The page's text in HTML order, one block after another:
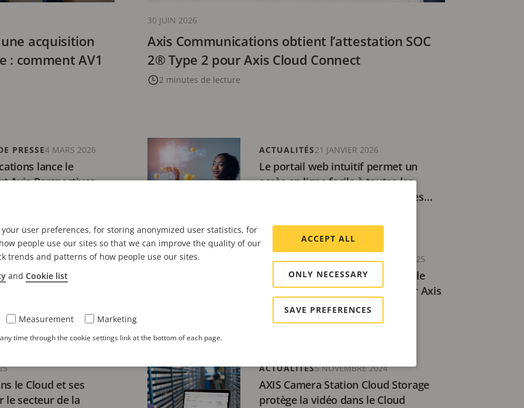
acquisition
: comment AV1
Axis Communications obtient l’attestation SOC
2® Type 2 pour Axis Cloud Connect
2 minutes de lecture
30 JUIN 2026
lance le
Axis Perspectives,
PRESSE4 MARS 2026
Le portail web intuitif permet un
accès en ligne facile à toutes les
applications, systèmes et services
ACTUALITÉS21 JANVIER 2026
technologiques
2025
Axis Communications remporte le
BIG Innovation Award 2025 pour Axis
Cloud Connect
3 minutes de lecture
COMMUNIQUÉ DE PRESSE18 JUIN 2025
le Cloud et ses
le secteur de la
AXIS Camera Station Cloud Storage
protège la vidéo dans le Cloud
ACTUALITÉS5 NOVEMBRE 2024
user preferences, for storing anonymized user statistics, for
people use our sites so that we can improve the quality of our
trends and patterns of how people use our sites.
and Cookie list
Measurement Marketing
time through the cookie settings link at the bottom of each page.
ACCEPT ALL
ONLY NECESSARY
SAVE PREFERENCES